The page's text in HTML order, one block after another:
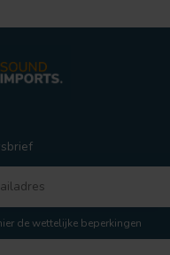
de wettelijke beperkingen